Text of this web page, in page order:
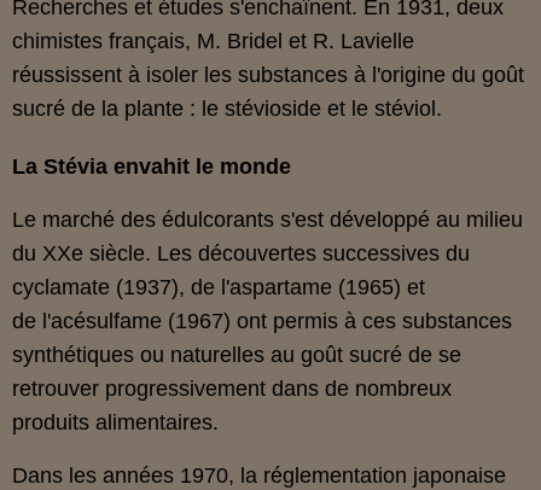
Recherches et études s'enchaînent. En 1931, deux
chimistes français, M. Bridel et R. Lavielle
réussissent à isoler les substances à l'origine du goût
sucré de la plante : le stévioside et le stéviol.
La Stévia envahit le monde
Le marché des édulcorants s'est développé au milieu
du XXe siècle. Les découvertes successives du
cyclamate (1937), de l'aspartame (1965) et
de l'acésulfame (1967) ont permis à ces substances
synthétiques ou naturelles au goût sucré de se
retrouver progressivement dans de nombreux
produits alimentaires.
Dans les années 1970, la réglementation japonaise